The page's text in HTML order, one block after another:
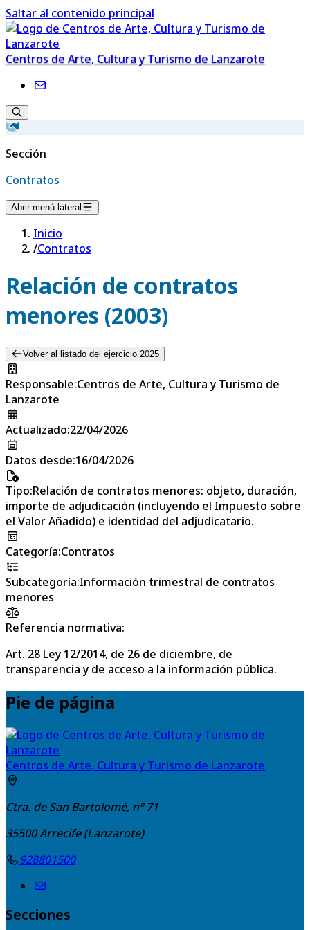
Saltar al contenido principal
Centros de Arte, Cultura y Turismo de Lanzarote
Sección
Contratos
Abrir menú lateral
Inicio
/Contratos
Relación de contratos
menores (2003)
Volver al listado del ejercicio 2025
Responsable:Centros de Arte, Cultura y Turismo de
Lanzarote
Actualizado:22/04/2026
Datos desde:16/04/2026
Tipo:Relación de contratos menores: objeto, duración,
importe de adjudicación (incluyendo el Impuesto sobre
el Valor Añadido) e identidad del adjudicatario.
Categoría:Contratos
Subcategoría:Información trimestral de contratos
menores
Referencia normativa:
Art. 28 Ley 12/2014, de 26 de diciembre, de
transparencia y de acceso a la información pública.
Pie de página
Centros de Arte, Cultura y Turismo de Lanzarote
Ctra. de San Bartolomé, nº 71
35500Arrecife (Lanzarote)
928801500
Secciones